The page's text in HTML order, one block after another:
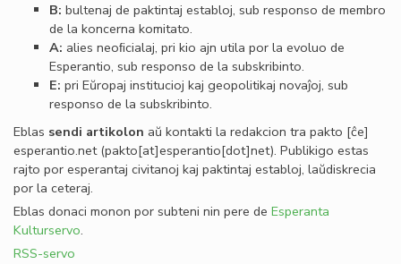
B: bultenaj de paktintaj establoj, sub responso de membro
de la koncerna komitato.
A: alies neoﬁcialaj, pri kio ajn utila por la evoluo de
Esperantio, sub responso de la subskribinto.
E: pri Eŭropaj institucioj kaj geopolitikaj novaĵoj, sub
responso de la subskribinto.
Eblas sendi artikolon aŭ kontakti la redakcion tra pakto [ĉe]
esperantio.net(pakto[at]esperantio[dot]net). Publikigo estas
rajto por esperantaj civitanoj kaj paktintaj establoj, laŭdiskrecia
por la ceteraj.
Eblas donaci monon por subteni nin pere de Esperanta
Kulturservo.
RSS-servo